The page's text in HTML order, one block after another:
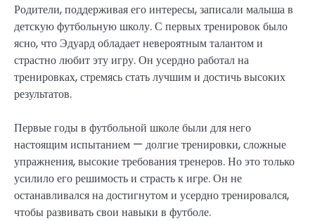
Родители, поддерживая его интересы, записали малыша в
детскую футбольную школу. С первых тренировок было
ясно, что Эдуард обладает невероятным талантом и
страстно любит эту игру. Он усердно работал на
тренировках, стремясь стать лучшим и достичь высоких
результатов.
Первые годы в футбольной школе были для него
настоящим испытанием — долгие тренировки, сложные
упражнения, высокие требования тренеров. Но это только
усилило его решимость и страсть к игре. Он не
останавливался на достигнутом и усердно тренировался,
чтобы развивать свои навыки в футболе.